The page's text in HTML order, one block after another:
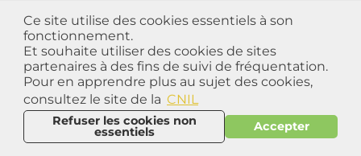
Ce site utilise des cookies essentiels à son
fonctionnement.
Et souhaite utiliser des cookies de sites
partenaires à des fins de suivi de fréquentation.
Pour en apprendre plus au sujet des cookies,
consultez le site de la CNIL
Refuser les cookies non
essentiels Accepter
Quelques pièces sont présentes dans des
collections publiques (Musée d'Aubusson,
Musée d'Angers, Mobilier National).
Mais il y a aussi la belle collection privée du
Château de Boussac, à Boussac, au nord-est